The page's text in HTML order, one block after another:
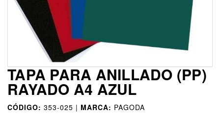
TAPA PARA ANILLADO (PP)
RAYADO A4 AZUL
CÓDIGO: 353-025 | MARCA: PAGODA